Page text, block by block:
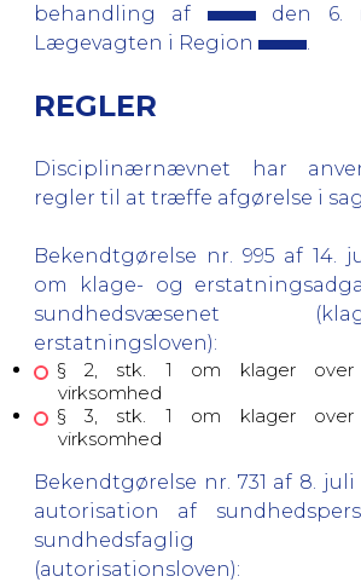
behandling af
den 6.
Lægevagten i Region
REGLER
Disciplinærnævnet har
regler til at træffe afgørelse i
Bekendtgørelse nr. 995 af 14.
om klage- og
sundhedsvæsenet
erstatningsloven):
§ 2, stk. 1 om klager over
virksomhed
§ 3, stk. 1 om klager over
virksomhed
Bekendtgørelse nr. 731 af 8. juli
autorisation af
sundhedsfaglig
(autorisationsloven):